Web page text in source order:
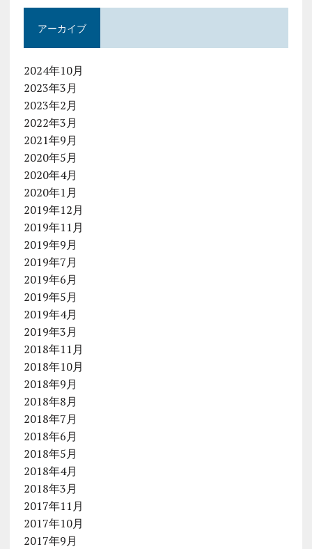
アーカイブ
2024年10月
2023年3月
2023年2月
2022年3月
2021年9月
2020年5月
2020年4月
2020年1月
2019年12月
2019年11月
2019年9月
2019年7月
2019年6月
2019年5月
2019年4月
2019年3月
2018年11月
2018年10月
2018年9月
2018年8月
2018年7月
2018年6月
2018年5月
2018年4月
2018年3月
2017年11月
2017年10月
2017年9月